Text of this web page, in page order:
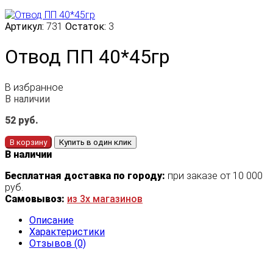
Артикул: 731 Остаток: 3
Отвод ПП 40*45гр
В избранное
В наличии
52 руб.
В корзину Купить в один клик
В наличии
Бесплатная доставка по городу: при заказе от 10 000
руб.
Самовывоз: из 3х магазинов
Описание
Характеристики
Отзывов (0)